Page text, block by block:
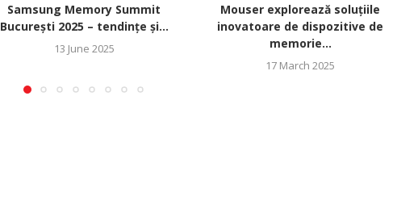
Samsung Memory Summit
București 2025 – tendințe și...
13 June 2025
Mouser explorează soluțiile
inovatoare de dispozitive de
memorie...
17 March 2025